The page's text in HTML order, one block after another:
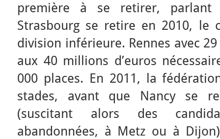
première à se retirer, parlant
Strasbourg se retire en 2010, le
division inférieure. Rennes avec
aux 40 millions d’euros
000 places. En 2011, la
stades, avant que Nancy se
(suscitant alors des
abandonnées, à Metz ou à